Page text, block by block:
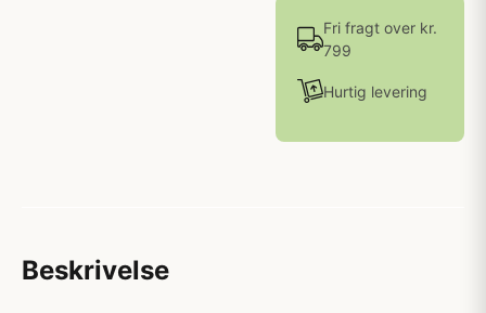
Fri fragt over kr.
799
Hurtig levering
Beskrivelse